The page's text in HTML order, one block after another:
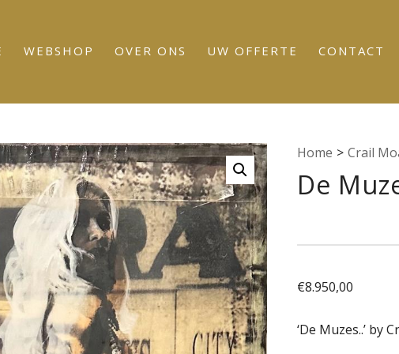
WEBSHOP OVER ONS UW OFFERTE CONTACT
Home > Crail
De
€8.950,00
‘De Muzes..’ by